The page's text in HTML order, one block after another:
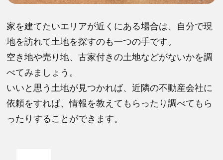
家を建てたいエリアが近くにある場合は、自分で現
地を訪れて土地を探すのも一つの手です。
空き地や売り地、古家付きの土地などがないかを調
べてみましょう。
いいと思う土地が見つかれば、近隣の不動産会社に
依頼をすれば、情報を教えてもらったり調べてもら
ったりすることができます。